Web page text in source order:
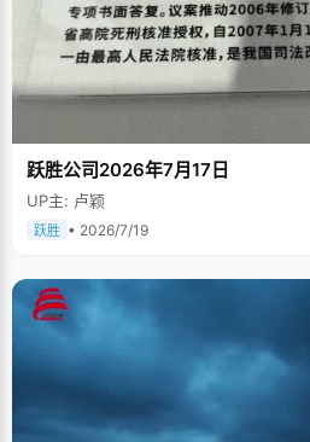
跃胜公司2026年7月17日
UP主: 卢颖
跃胜 • 2026/7/19